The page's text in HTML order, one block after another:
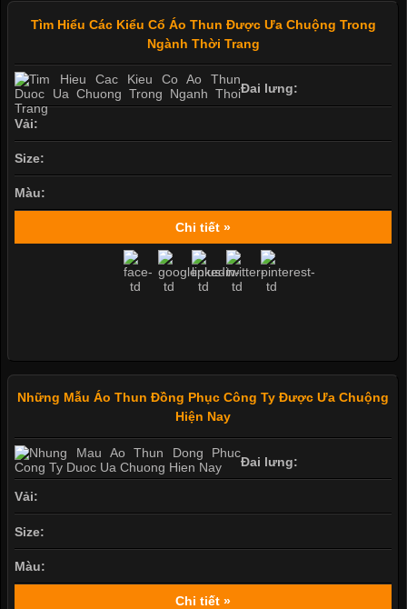
Tìm Hiểu Các Kiểu Cổ Áo Thun Được Ưa Chuộng Trong
Ngành Thời Trang
Đai lưng:
Vải:
Size:
Màu:
Chi tiết »
Những Mẫu Áo Thun Đồng Phục Công Ty Được Ưa Chuộng
Hiện Nay
Đai lưng:
Vải:
Size:
Màu:
Chi tiết »